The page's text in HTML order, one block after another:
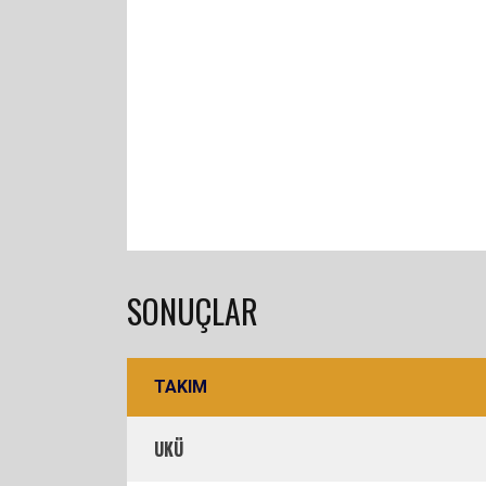
SONUÇLAR
TAKIM
UKÜ